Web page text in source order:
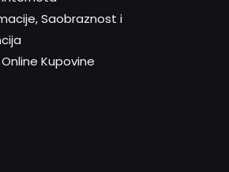
Saobraznost i
Kupovine